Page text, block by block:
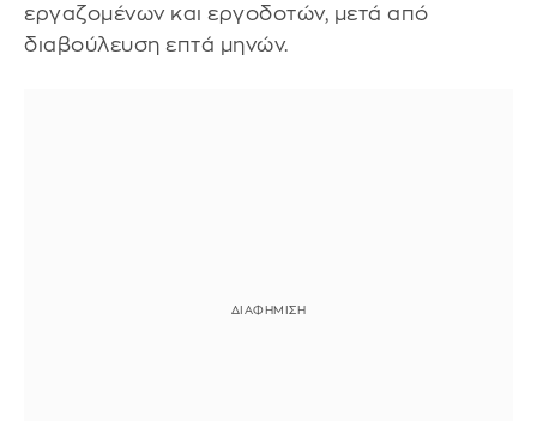
εργαζομένων και εργοδοτών, μετά από
διαβούλευση επτά μηνών.